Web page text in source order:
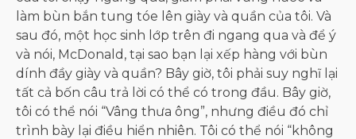
làm bùn bắn tung tóe lên giày và quần của tôi. Và
sau đó, một học sinh lớp trên đi ngang qua và để ý
và nói, McDonald, tại sao bạn lại xếp hàng với bùn
dính đầy giày và quần? Bây giờ, tôi phải suy nghĩ lại
tất cả bốn câu trả lời có thể có trong đầu. Bây giờ,
tôi có thể nói “Vâng thưa ông”, nhưng điều đó chỉ
trình bày lại điều hiển nhiên. Tôi có thể nói “không